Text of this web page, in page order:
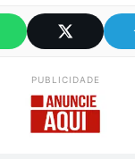
PUBLICIDADE